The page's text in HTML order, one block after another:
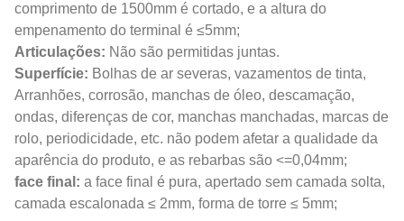
comprimento de 1500mm é cortado, e a altura do
empenamento do terminal é ≤5mm;
Articulações: Não são permitidas juntas.
Superfície: Bolhas de ar severas, vazamentos de tinta,
Arranhões, corrosão, manchas de óleo, descamação,
ondas, diferenças de cor, manchas manchadas, marcas de
rolo, periodicidade, etc. não podem afetar a qualidade da
aparência do produto, e as rebarbas são <=0,04mm;
face final: a face final é pura, apertado sem camada solta,
camada escalonada ≤ 2mm, forma de torre ≤ 5mm;